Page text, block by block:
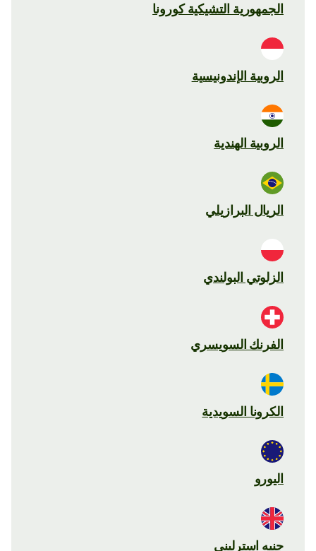
الجمهورية التشيكية كورونا
الروبية الإندونيسية
الروبية الهندية
الريال البرازيلي
الزلوتي البولندي
الفرنك السويسري
الكرونا السويدية
اليورو
جنيه استرليني